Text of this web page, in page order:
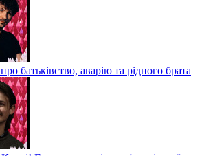
батьківство, аварію та рідного брата